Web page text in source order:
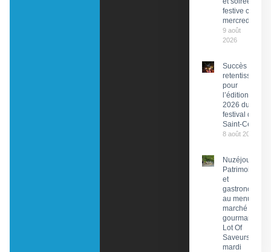
festive ce
mercredi
9 août
2026
Succès
retentissant
pour
l’édition
2026 du
festival de
Saint-Céré
8 août 2026
Nuzéjouls :
Patrimoine
et
gastronomie
au menu du
marché
gourmand
Lot Of
Saveurs ce
mardi